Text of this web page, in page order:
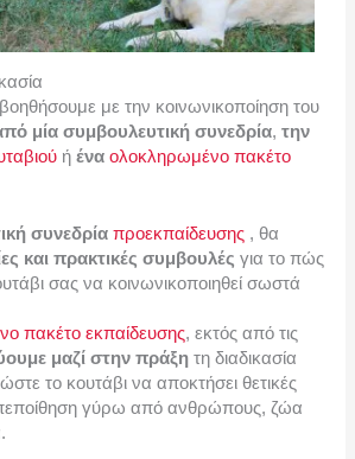
με την κοινωνικοποίηση του
μία συμβουλευτική συνεδρία,την
ήέναολοκληρωμένο πακέτο
συνεδρία προεκπαίδευσης , θα
και πρακτικές συμβουλές για το πώς
σας να κοινωνικοποιηθεί σωστά
πακέτο εκπαίδευσης, εκτός από τις
μαζί στην πράξη τη διαδικασία
το κουτάβι να αποκτήσει θετικές
γύρω από ανθρώπους, ζώα